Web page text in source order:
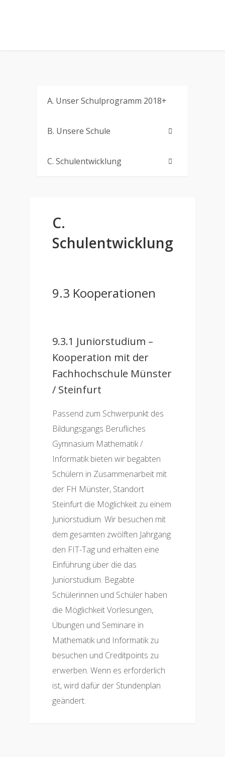
A. Unser Schulprogramm 2018+
B. Unsere Schule
C. Schulentwicklung
C.
Schulentwicklung
9.3 Kooperationen
9.3.1 Juniorstudium –
Kooperation mit der
Fachhochschule Münster
/ Steinfurt
Passend zum Schwerpunkt des
Bildungsgangs Berufliches
Gymnasium Mathematik /
Informatik bieten wir begabten
Schülern in Zusammenarbeit mit
der FH Münster, Standort
Steinfurt die Möglichkeit zu einem
Juniorstudium. Wir besuchen mit
dem gesamten zwölften Jahrgang
den FIT-Tag und erhalten eine
Einführung über die das
Juniorstudium. Begabte
Schülerinnen und Schüler haben
die Möglichkeit Vorlesungen,
Übungen und Seminare in
Mathematik und Informatik zu
besuchen und Creditpoints zu
erwerben. Wenn es erforderlich
ist, wird dafür der Stundenplan
geändert.